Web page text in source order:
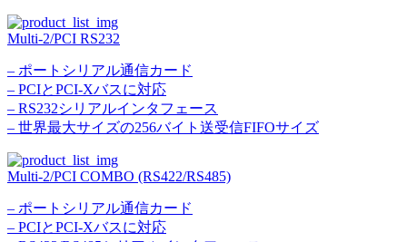
Multi-2/PCI RS232
– ポートシリアル通信カード
– PCIとPCI-Xバスに対応
– RS232シリアルインタフェース
– 世界最大サイズの256バイト送受信FIFOサイズ
Multi-2/PCI COMBO (RS422/RS485)
– ポートシリアル通信カード
– PCIとPCI-Xバスに対応